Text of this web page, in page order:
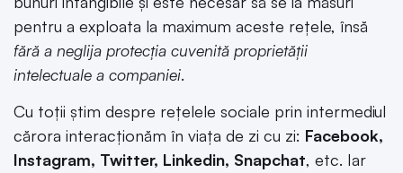
pentru a exploata la maximum aceste rețele, însă
fără a neglija protecția cuvenită proprietății
intelectuale a companiei.
Cu toții știm despre rețelele sociale prin intermediul
cărora interacționăm în viața de zi cu zi: Facebook,
Instagram, Twitter, Linkedin, Snapchat, etc. Iar